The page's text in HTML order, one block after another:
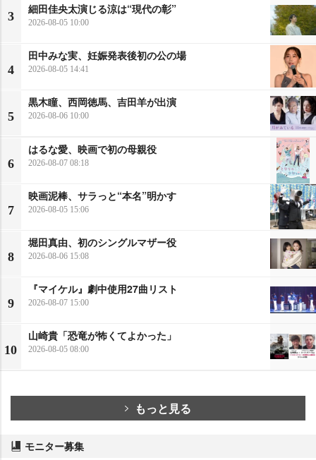
3
細田佳央太演じる涼は“現代の彰”
2026-08-05 10:00
4
田中みな実、妊娠発表後初の公の場
2026-08-05 14:41
5
黒木瞳、西岡徳馬、吉田羊が出演
2026-08-06 10:00
6
はるな愛、映画で初の母親役
2026-08-07 08:18
7
映画泥棒、サラっと“本名”明かす
2026-08-05 15:06
8
堀田真由、初のシングルマザー役
2026-08-06 15:08
9
『マイケル』劇中使用27曲リスト
2026-08-07 15:00
10
山崎貴「恐竜が怖くてよかった」
2026-08-05 08:00
もっと見る
モニター募集